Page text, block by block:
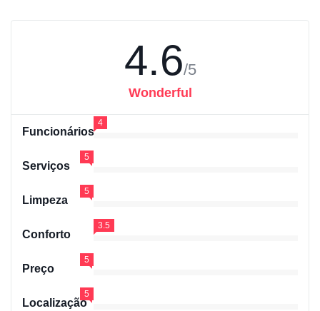
4.6/5
Wonderful
Funcionários
4
Serviços
5
Limpeza
5
Conforto
3.5
Preço
5
Localização
5